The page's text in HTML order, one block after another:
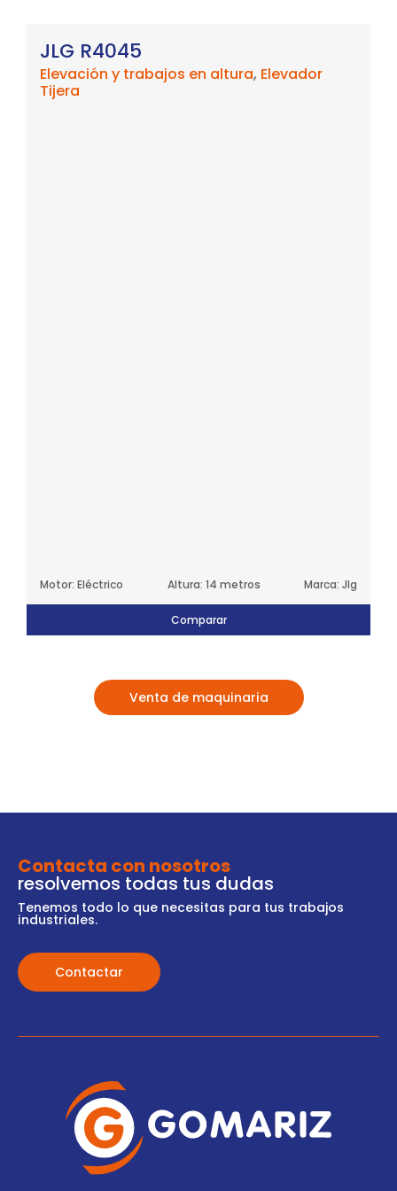
JLG R4045
Elevación y trabajos en altura, Elevador
Tijera
Motor: Eléctrico Altura: 14 metros Marca: Jlg
Comparar
Venta de maquinaria
Contacta con nosotros
resolvemos todas tus dudas
Tenemos todo lo que necesitas para tus trabajos
industriales.
Contactar